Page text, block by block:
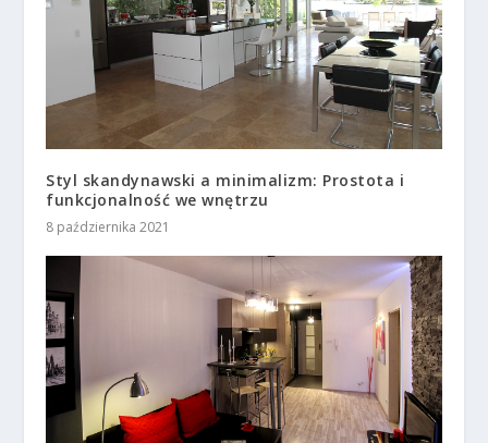
Styl skandynawski a minimalizm: Prostota i
funkcjonalność we wnętrzu
8 października 2021